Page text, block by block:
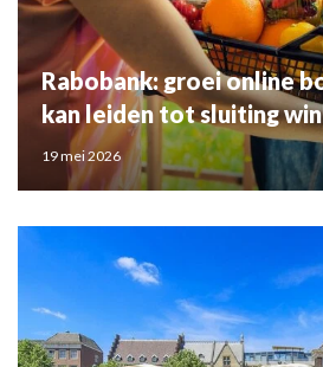
Rabobank: groei online
kan leiden tot sluiting
19 mei 2026